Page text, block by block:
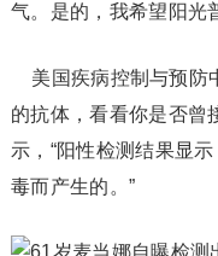
气。是的，我希望阳光
美国疾病控制与预防
的抗体，看看你是否曾
示，“阳性检测结果显
毒而产生的。”